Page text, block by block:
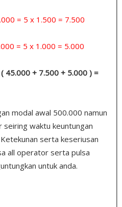
5 x 1.500 = 7.500
5 x 1.000 = 5.000
45.000 + 7.500 + 5.000 ) =
modal awal 500.000 namun
seiring waktu keuntungan
serta keseriusan
all operator serta pulsa
untuk anda.